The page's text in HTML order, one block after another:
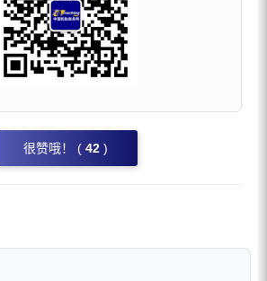
很赞哦！ ( 42 )